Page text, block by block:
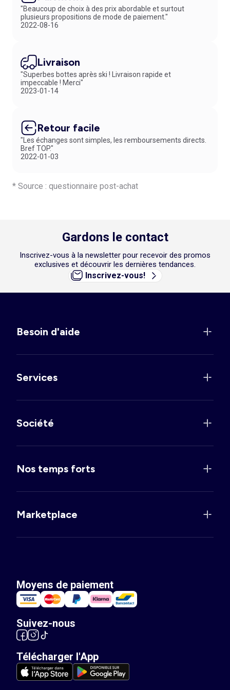
"Beaucoup de choix à des prix abordable et surtout
plusieurs propositions de mode de paiement."
2022-08-16
Livraison
"Superbes bottes après ski ! Livraison rapide et
impeccable ! Merci"
2023-01-14
Retour facile
"Les échanges sont simples, les remboursements directs.
Bref TOP."
2022-01-03
* Source : questionnaire post-achat
Gardons le contact
Inscrivez-vous à la newsletter pour recevoir des promos
exclusives et découvrir les dernières tendances.
Inscrivez-vous!
Besoin d'aide
Services
Société
Nos temps forts
Marketplace
Moyens de paiement
Suivez-nous
Télécharger l'App